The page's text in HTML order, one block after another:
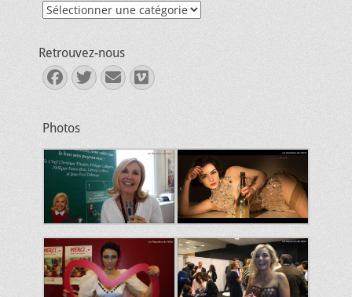
Catégories
Retrouvez-nous
Facebook
Twitter
E-
mail
Vimeo
Photos